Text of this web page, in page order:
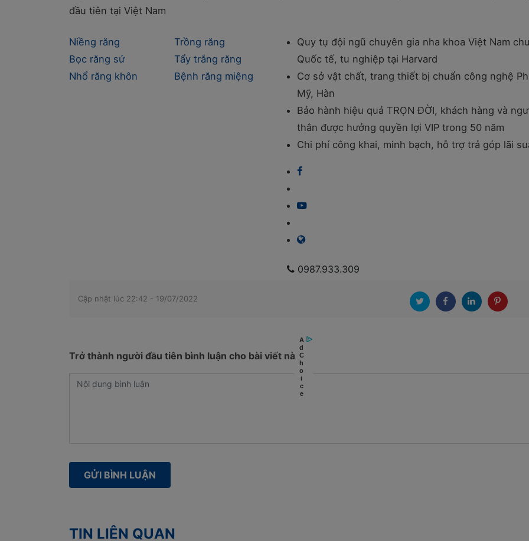
đầu tiên tại Việt Nam
Niềng răng
Trồng răng
Bọc răng sứ
Tẩy trắng răng
Nhổ răng khôn
Bệnh răng miệng
Quy tụ đội ngũ chuyên gia nha khoa Việt Nam
Quốc tế, tu nghiệp tại Harvard
Cơ sở vật chất, trang thiết bị chuẩn công nghệ
Mỹ, Hàn
Bảo hành hiệu quả TRỌN ĐỜI, khách hàng và
thân được hưởng quyền lợi VIP trong 50 năm
Chi phí công khai, minh bạch, hỗ trợ trả góp lãi
0987.933.309
Cập nhật lúc 22:42 - 19/07/2022
Trở thành người đầu tiên bình luận cho bài viết này!
TIN LIÊN QUAN